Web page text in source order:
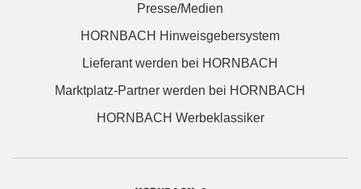
Presse/Medien
HORNBACH Hinweisgebersystem
Lieferant werden bei HORNBACH
Marktplatz-Partner werden bei HORNBACH
HORNBACH Werbeklassiker